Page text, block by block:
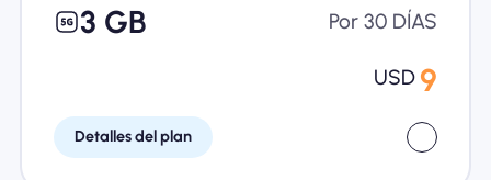
3 GB Por 30 DÍAS
USD 9
Detalles del plan